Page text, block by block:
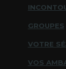
GROUPES
VOTRE
VOS